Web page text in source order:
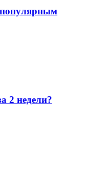
2 недели?